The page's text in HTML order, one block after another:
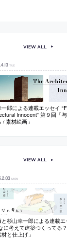
4.13 TUE
郎による連載エッセイ
Innocent” 第９回「
/ 素材絵画」
VIEW ALL
.2.03 MON
杉山幸一郎による連載エ
に考えて建築つくってる
と仕上げ」
VIEW ALL